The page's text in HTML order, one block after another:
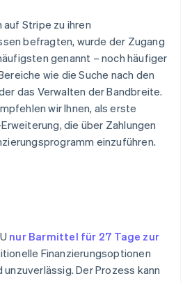
Stripe zu ihren
befragten, wurde der Zugang
genannt – noch häufiger
wie die Suche nach den
das Verwalten der Bandbreite.
wir Ihnen, als erste
die über Zahlungen
einzuführen.
nur Barmittel für 27 Tage zur
Finanzierungsoptionen
Der Prozess kann